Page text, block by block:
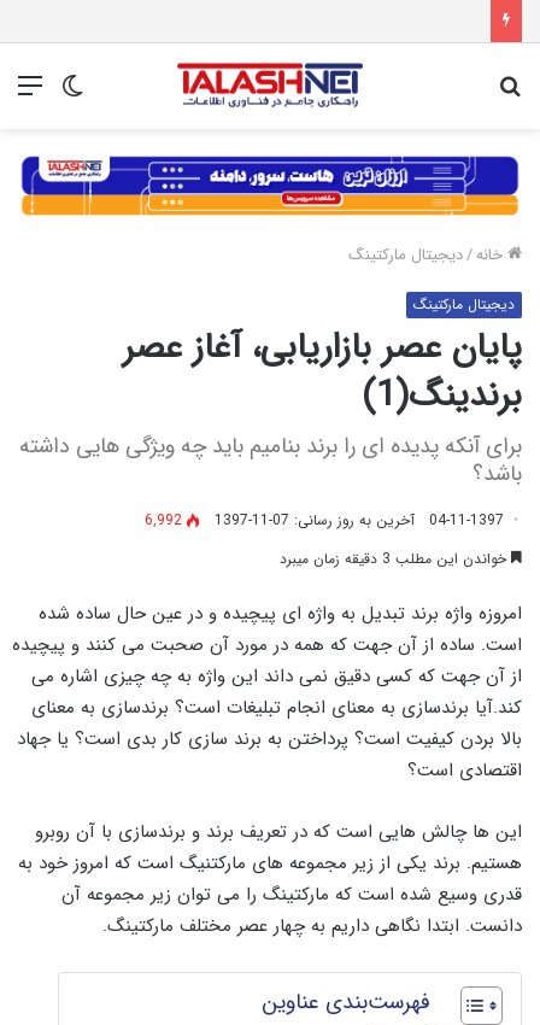
تغییر
خانه/دیجیتال مارکتینگ
دیجیتال مارکتینگ
پایان عصر بازاریابی، آغاز عصر
برندینگ(1)
برای آنکه پدیده ای را برند بنامیم باید چه ویژگی هایی داشته
باشد؟
04-11-1397 آخرین به روز رسانی: 07-11-1397
6,992
خواندن این مطلب 3 دقیقه زمان میبرد
امروزه واژه برند تبدیل به واژه ای پیچیده و در عین حال ساده شده
است. ساده از آن جهت که همه در مورد آن صحبت می کنند و پیچیده
از آن جهت که کسی دقیق نمی داند این واژه به چه چیزی اشاره می
کند.آیا برندسازی به معنای انجام تبلیغات است؟ برندسازی به معنای
بالا بردن کیفیت است؟ پرداختن به برند سازی کار بدی است؟ یا جهاد
اقتصادی است؟
این ها چالش هایی است که در تعریف برند و برندسازی با آن روبرو
هستیم. برند یکی از زیر مجموعه های مارکتنیگ است که امروز خود به
قدری وسیع شده است که مارکتینگ را می توان زیر مجموعه آن
دانست. ابتدا نگاهی داریم به چهار عصر مختلف مارکتینگ.
فهرست‌بندی عناوین